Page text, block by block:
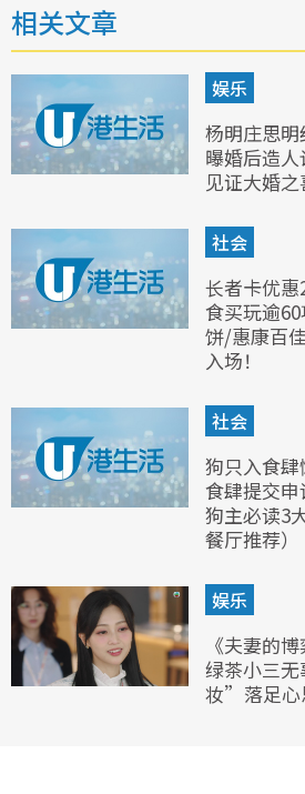
相关文章
娱乐
杨明庄思
曝婚后造
见证大婚之
社会
长者卡优
食买玩逾
饼/惠康百
入场！
社会
狗只入食肆
食肆提交申
狗主必读3
餐厅推荐）
娱乐
《夫妻的
绿茶小三
妆”落足心